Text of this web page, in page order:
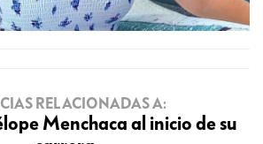
RELACIONADAS A:
Menchaca al inicio de su